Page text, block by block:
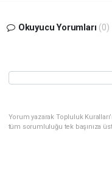
Okuyucu Yorumları (0)
Yorum yazarak Topluluk
tüm sorumluluğu tek başınıza